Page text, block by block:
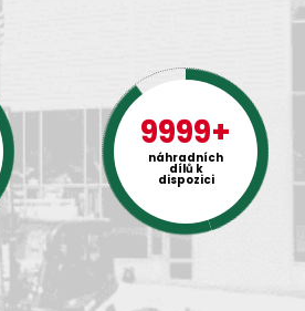
9999+
náhradních
dílů k
dispozici